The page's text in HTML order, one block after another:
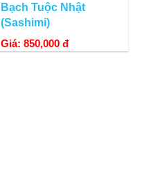
Bạch Tuộc Nhật
(Sashimi)
Giá: 850,000 đ